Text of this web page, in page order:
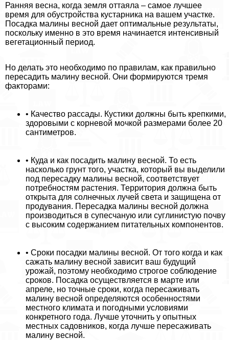
Ранняя весна, когда земля оттаяла – самое лучшее
время для обустройства кустарника на вашем участке.
Посадка малины весной дает оптимальные результаты,
поскольку именно в это время начинается интенсивный
вегетационный период.
Но делать это необходимо по правилам, как правильно
пересадить малину весной. Они формируются тремя
факторами:
• Качество рассады. Кустики должны быть крепкими,
здоровыми с корневой мочкой размерами более 20
сантиметров.
• Куда и как посадить малину весной. То есть
насколько грунт того, участка, который вы выделили
под пересадку малины весной, соответствует
потребностям растения. Территория должна быть
открыта для солнечных лучей света и защищена от
продувания. Пересадка малины весной должна
производиться в супесчаную или суглинистую почву
с высоким содержанием питательных компонентов.
• Сроки посадки малины весной. От того когда и как
сажать малину весной зависит ваш будущий
урожай, поэтому необходимо строгое соблюдение
сроков. Посадка осуществляется в марте или
апреле, но точные сроки, когда пересаживать
малину весной определяются особенностями
местного климата и погодными условиями
конкретного года. Лучше уточнить у опытных
местных садовников, когда лучше пересаживать
малину весной.